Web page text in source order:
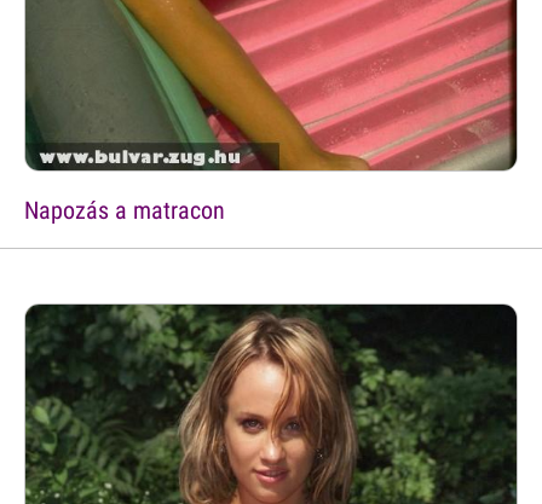
Napozás a matracon